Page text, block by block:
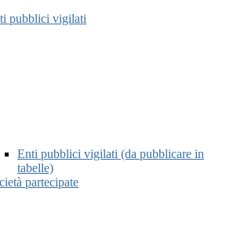
pubblici vigilati
Enti pubblici vigilati (da pubblicare in
tabelle)
partecipate